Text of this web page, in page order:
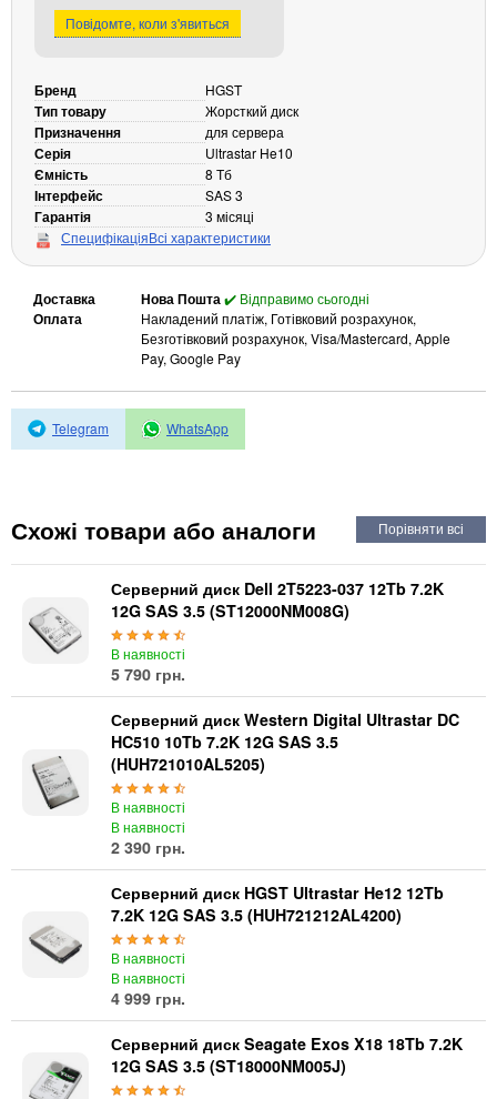
Кабелі та роз'єми
Хаби і кардридери
Фильтри та стабілізатори
Павербанки
Кабелі, роз'єми, перехідники
Аксесуари для ноутбуків
Акумулятори
Зовнішні блоки живлення
Периферійні пристрої
Клавіатури, миші, комплекти
Відеоспостереження
IP-камери
Інвертори напруги
Повідомте, коли з'явиться
Бренд HGST
Тип товару Жорсткий диск
Призначення для сервера
Серія Ultrastar He10
Ємність 8 Тб
Інтерфейс SAS 3
Гарантія
3 місяці
СпецифікаціяВсі характеристики
Доставка Нова Пошта✔️ Відправимо сьогодні
Оплата
Накладений платіж, Готівковий розрахунок,
Безготівковий розрахунок, Visa/Mastercard, Apple
Pay, Google Pay
Telegram WhatsApp
Схожі товари або аналоги
Серверний диск Dell 2T5223-037 12Tb 7.2K
12G SAS 3.5 (ST12000NM008G)
В наявності
5 790 грн.
Серверний диск Western Digital Ultrastar DC
HC510 10Tb 7.2K 12G SAS 3.5
(HUH721010AL5205)
В наявності
В наявності
2 390 грн.
Серверний диск HGST Ultrastar He12 12Tb
7.2K 12G SAS 3.5 (HUH721212AL4200)
В наявності
В наявності
4 999 грн.
Серверний диск Seagate Exos X18 18Tb 7.2K
12G SAS 3.5 (ST18000NM005J)